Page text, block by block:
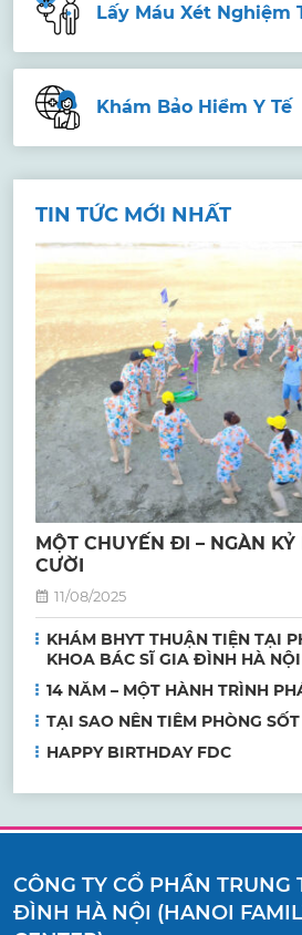
Lấy Máu Xét Nghiệm
Khám Bảo Hiểm Y Tế
TIN TỨC MỚI NHẤT
MỘT CHUYẾN ĐI – NGÀN KỶ
CƯỜI
11/08/2025
KHÁM BHYT THUẬN TIỆN TẠI
KHOA BÁC SĨ GIA ĐÌNH HÀ NỘI
14 NĂM – MỘT HÀNH TRÌNH
TẠI SAO NÊN TIÊM PHÒNG
HAPPY BIRTHDAY FDC
CÔNG TY CỔ PHẦN TRUNG
ĐÌNH HÀ NỘI (HANOI